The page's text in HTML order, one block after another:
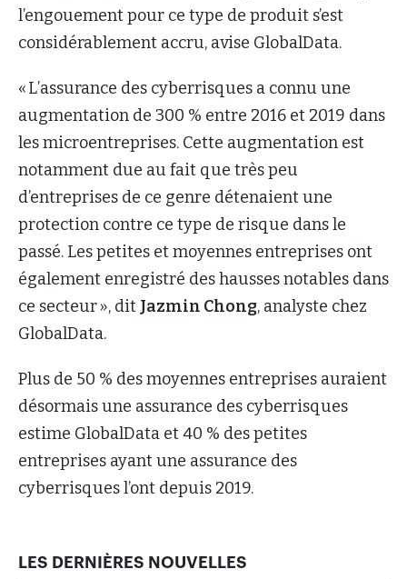
l’engouement pour ce type de produit s’est
considérablement accru, avise GlobalData.
« L’assurance des cyberrisques a connu une
augmentation de 300 % entre 2016 et 2019 dans
les microentreprises. Cette augmentation est
notamment due au fait que très peu
d’entreprises de ce genre détenaient une
protection contre ce type de risque dans le
passé. Les petites et moyennes entreprises ont
également enregistré des hausses notables dans
ce secteur », dit Jazmin Chong, analyste chez
GlobalData.
Plus de 50 % des moyennes entreprises auraient
désormais une assurance des cyberrisques
estime GlobalData et 40 % des petites
entreprises ayant une assurance des
cyberrisques l’ont depuis 2019.
LES DERNIÈRES NOUVELLES